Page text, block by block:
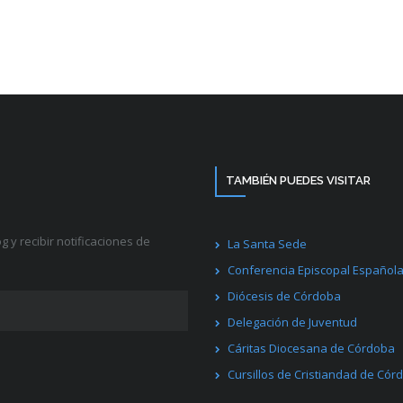
y recibir notificaciones de
TAMBIÉN PUEDES VISITAR
La Santa Sede
Conferencia Episcopal Española
Diócesis de Córdoba
Delegación de Juventud
Cáritas Diocesana de Córdoba
Cursillos de Cristiandad de